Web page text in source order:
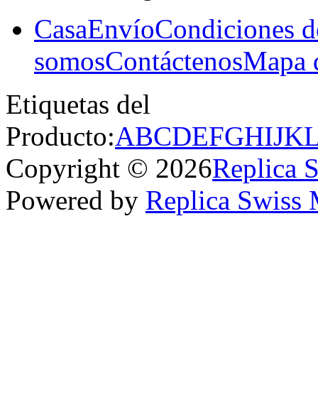
CasaEnvíoCondiciones
somosContáctenosMapa
Etiquetas del
Producto:ABCDEFGHIJK
Copyright © 2026Replica
Powered by Replica Swiss